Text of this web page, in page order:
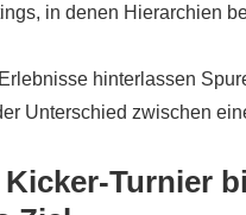
in denen Hierarchien
hinterlassen
Unterschied zwischen
Kicker-Turnier